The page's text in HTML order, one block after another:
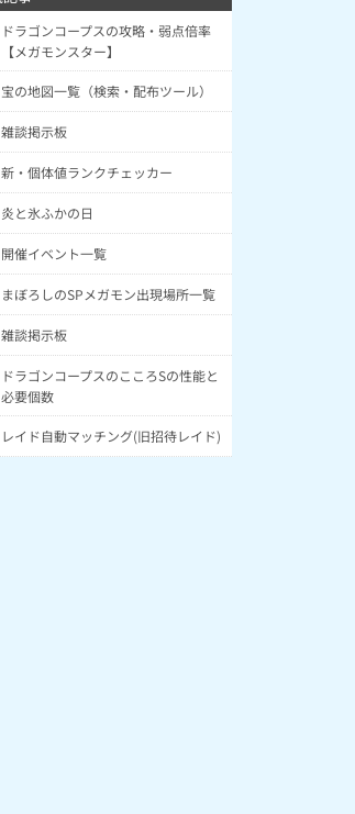
ドラゴンコープスの攻略・弱点倍率
【メガモンスター】
宝の地図一覧（検索・配布ツール）
雑談掲示板
新・個体値ランクチェッカー
炎と氷ふかの日
開催イベント一覧
まぼろしのSPメガモン出現場所一覧
雑談掲示板
ドラゴンコープスのこころSの性能と
必要個数
レイド自動マッチング(旧招待レイド)